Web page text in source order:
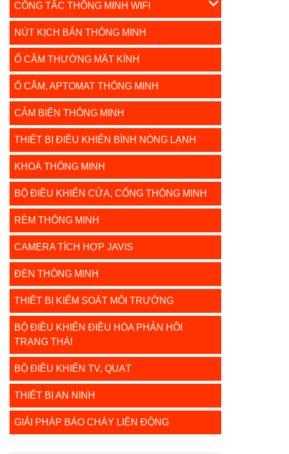
CÔNG TẮC THÔNG MINH WIFI
NÚT KỊCH BẢN THÔNG MINH
Ổ CẮM THƯỜNG MẶT KÍNH
Ổ CẮM, APTOMAT THÔNG MINH
CẢM BIẾN THÔNG MINH
THIẾT BỊ ĐIỀU KHIỂN BÌNH NÓNG LẠNH
KHOÁ THÔNG MINH
BỘ ĐIỀU KHIỂN CỬA, CỔNG THÔNG MINH
RÈM THÔNG MINH
CAMERA TÍCH HỢP JAVIS
ĐÈN THÔNG MINH
THIẾT BỊ KIỂM SOÁT MÔI TRƯỜNG
BỘ ĐIỀU KHIỂN ĐIỀU HÒA PHẢN HỒI
TRẠNG THÁI
BỘ ĐIỀU KHIỂN TV, QUẠT
THIẾT BỊ AN NINH
GIẢI PHÁP BÁO CHÁY LIÊN ĐỘNG